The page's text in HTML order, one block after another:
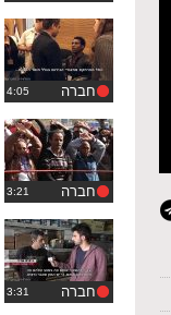
חברה
חברה
חברה